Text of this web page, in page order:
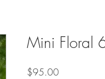
Mini Floral
$95.00Price